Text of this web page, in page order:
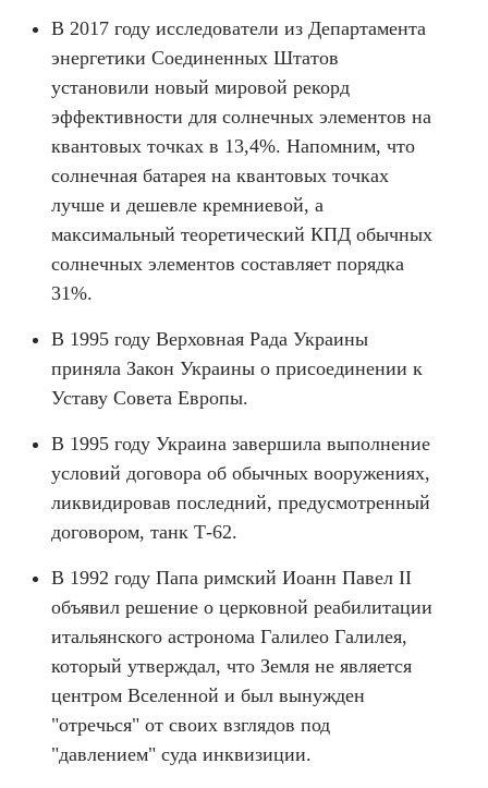
В 2017 году исследователи из Департамента
энергетики Соединенных Штатов
установили новый мировой рекорд
эффективности для солнечных элементов на
квантовых точках в 13,4%. Напомним, что
солнечная батарея на квантовых точках
лучше и дешевле кремниевой, а
максимальный теоретический КПД обычных
солнечных элементов составляет порядка
31%.
В 1995 году Верховная Рада Украины
приняла Закон Украины о присоединении к
Уставу Совета Европы.
В 1995 году Украина завершила выполнение
условий договора об обычных вооружениях,
ликвидировав последний, предусмотренный
договором, танк Т-62.
В 1992 году Папа римский Иоанн Павел II
объявил решение о церковной реабилитации
итальянского астронома Галилео Галилея,
который утверждал, что Земля не является
центром Вселенной и был вынужден
"отречься" от своих взглядов под
"давлением" суда инквизиции.